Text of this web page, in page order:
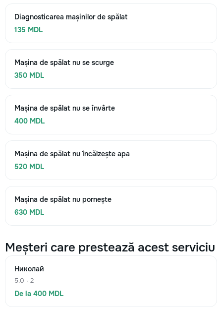
Diagnosticarea mașinilor de spălat
135 MDL
Mașina de spălat nu se scurge
350 MDL
Mașina de spălat nu se învârte
400 MDL
Mașina de spălat nu încălzește apa
520 MDL
Mașina de spălat nu pornește
630 MDL
Meșteri care prestează acest serviciu
Николай
5.0 · 2
De la 400 MDL